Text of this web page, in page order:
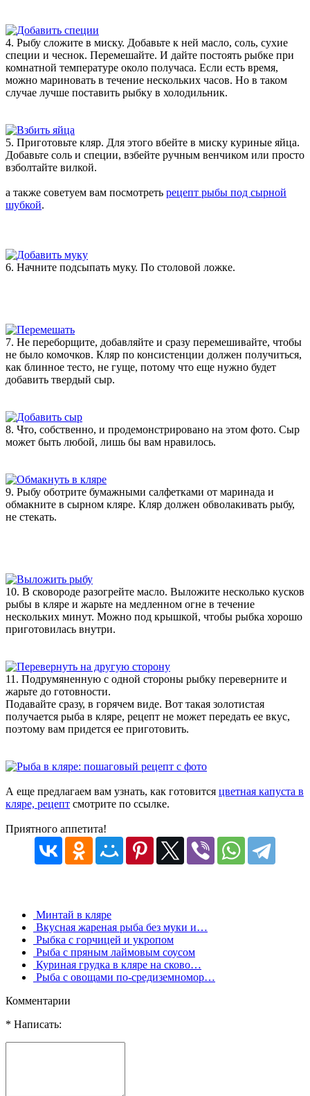
4. Рыбу сложите в миску. Добавьте к ней масло, соль, сухие
специи и чеснок. Перемешайте. И дайте постоять рыбке при
комнатной температуре около получаса. Если есть время,
можно мариновать в течение нескольких часов. Но в таком
случае лучше поставить рыбку в холодильник.
5. Приготовьте кляр. Для этого вбейте в миску куриные яйца.
Добавьте соль и специи, взбейте ручным венчиком или просто
взболтайте вилкой.
а также советуем вам посмотреть рецепт рыбы под сырной
шубкой.
6. Начните подсыпать муку. По столовой ложке.
7. Не переборщите, добавляйте и сразу перемешивайте, чтобы
не было комочков. Кляр по консистенции должен получиться,
как блинное тесто, не гуще, потому что еще нужно будет
добавить твердый сыр.
8. Что, собственно, и продемонстрировано на этом фото. Сыр
может быть любой, лишь бы вам нравилось.
9. Рыбу оботрите бумажными салфетками от маринада и
обмакните в сырном кляре. Кляр должен обволакивать рыбу,
не стекать.
10. В сковороде разогрейте масло. Выложите несколько кусков
рыбы в кляре и жарьте на медленном огне в течение
нескольких минут. Можно под крышкой, чтобы рыбка хорошо
приготовилась внутри.
11. Подрумяненную с одной стороны рыбку переверните и
жарьте до готовности.
Подавайте сразу, в горячем виде. Вот такая золотистая
получается рыба в кляре, рецепт не может передать ее вкус,
поэтому вам придется ее приготовить.
А еще предлагаем вам узнать, как готовится цветная капуста в
кляре, рецепт смотрите по ссылке.
Приятного аппетита!
Минтай в кляре
Вкусная жареная рыба без муки и…
Рыбка с горчицей и укропом
Рыба с пряным лаймовым соусом
Куриная грудка в кляре на сково…
Рыба с овощами по-средиземномор…
Комментарии
* Написать: